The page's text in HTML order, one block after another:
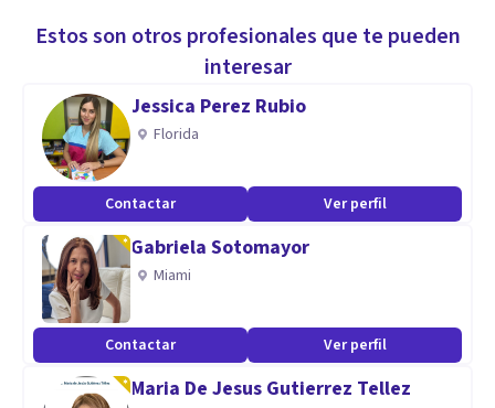
Estos son otros profesionales que te pueden
interesar
Jessica Perez Rubio
Florida
Contactar Ver perfil
Gabriela Sotomayor
Miami
Contactar Ver perfil
Maria De Jesus Gutierrez Tellez